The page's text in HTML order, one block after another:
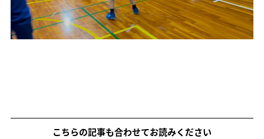
こちらの記事も合わせてお読みください